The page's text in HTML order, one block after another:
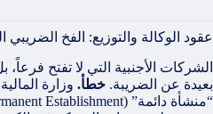
عقود الوكالة والتوزيع: الفخ الضريبي
الشركات الأجنبية التي لا تفتح فرعاً،
بعيدة عن الضريبة. خطأ. وزارة